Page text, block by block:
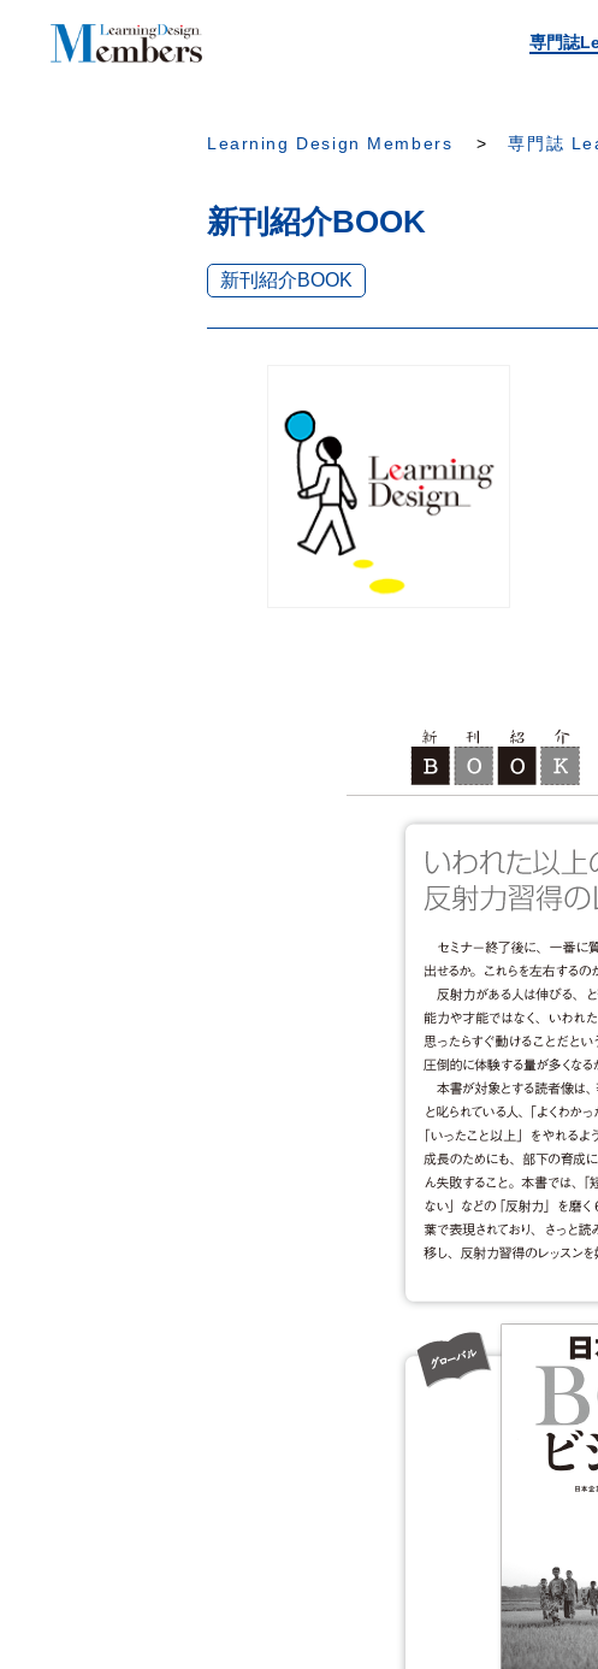
専門誌
Learning Design Members 専門誌
新刊紹介BOOK
新刊紹介BOOK